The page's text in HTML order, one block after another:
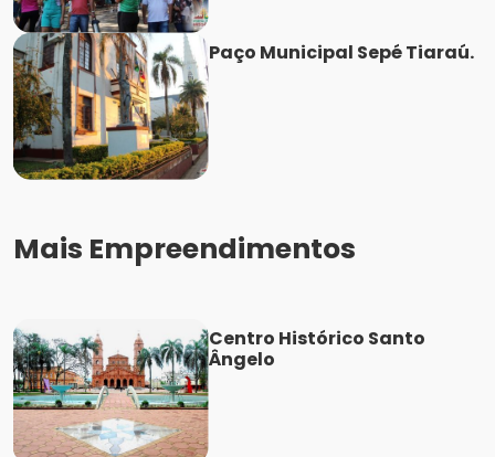
Paço Municipal Sepé Tiaraú.
Mais Empreendimentos
Centro Histórico Santo
Ângelo